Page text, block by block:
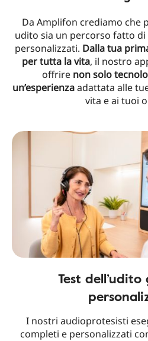
Da Amplifon crediamo che
udito sia un percorso fatto di
personalizzati. Dalla tua
per tutta la vita, il nostro
offrire non solo
un’esperienzaadattata alle
vita e ai tuoi
Test
I nostri audioprotesisti
completi e personalizzati